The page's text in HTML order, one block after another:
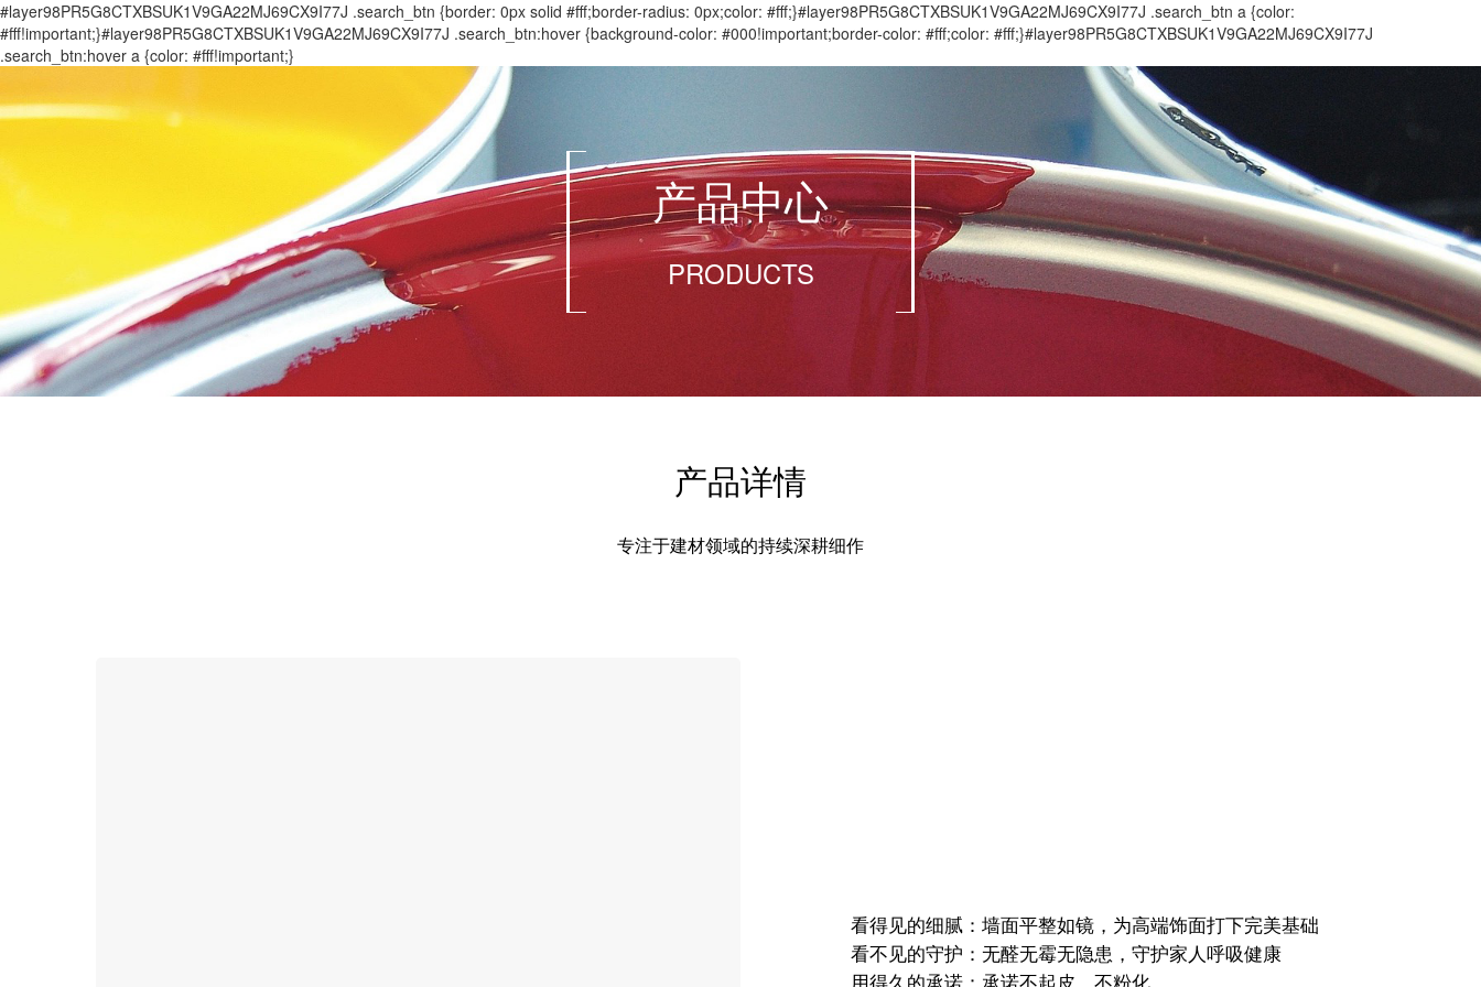
#layer98PR5G8CTXBSUK1V9GA22MJ69CX9I77J .search_btn {border: 0px solid #fff;border-radius: 0px;color: #fff;}#layer98PR5G8CTXBSUK1V9GA22MJ69CX9I77J .search_btn a {color:
#fff!important;}#layer98PR5G8CTXBSUK1V9GA22MJ69CX9I77J .search_btn:hover {background-color: #000!important;border-color: #fff;color: #fff;}#layer98PR5G8CTXBSUK1V9GA22MJ69CX9I77J
.search_btn:hover a {color: #fff!important;}
产品中心
PRODUCTS
产品详情
专注于建材领域的持续深耕细作
看得见的细腻：墙面平整如镜，为高端饰面打下完美基础
看不见的守护：无醛无霉无隐患，守护家人呼吸健康
用得久的承诺：承诺不起皮、不粉化